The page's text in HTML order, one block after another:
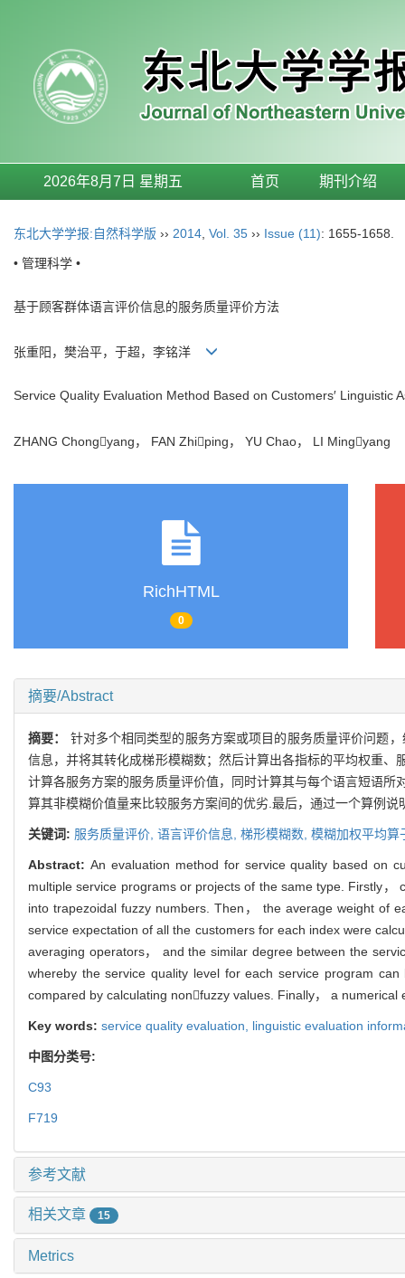
2026年8月7日 星期五 首页 期刊介绍
东北大学学报:自然科学版 ›› 2014 Vol. 35 ›› Issue (11): 1655-1658.
• 管理科学 •
基于顾客群体语言评价信息的服务质量评价方法
张重阳，樊治平，于超，李铭洋
Service Quality Evaluation Method Based on Customers′ Linguistic
ZHANG Chongyang， FAN Zhiping， YU Chao， LI Mingyang
RichHTML
0
摘要/Abstract
摘要： 针对多个相同类型的服务方案或项目的服务质量评价问题
信息，并将其转化成梯形模糊数；然后计算出各指标的平均权重
计算各服务方案的服务质量评价值，同时计算其与每个语言短语
算其非模糊价值量来比较服务方案间的优劣.最后，通过一个算例
关键词: 服务质量评价, 语言评价信息, 梯形模糊数, 模糊加权平均
Abstract: An evaluation method for service quality based on
multiple service programs or projects of the same type. Firstly，
into trapezoidal fuzzy numbers. Then， the average weight of
service expectation of all the customers for each index were
averaging operators， and the similar degree between the
whereby the service quality level for each service program
compared by calculating nonfuzzy values. Finally， a
Key words: service quality evaluation, linguistic evaluation
中图分类号:
C93
F719
参考文献
相关文章 15
Metrics